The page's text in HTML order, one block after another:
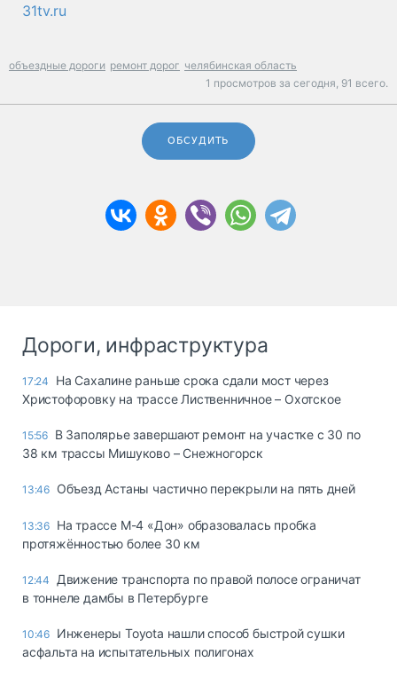
31tv.ru
объездные дороги ремонт дорог челябинская область
1 просмотров за сегодня, 91 всего.
ОБСУДИТЬ
Дороги, инфраструктура
17:24
На Сахалине раньше срока сдали мост через
Христофоровку на трассе Лиственничное – Охотское
15:56 В Заполярье завершают ремонт на участке с 30 по
38 км трассы Мишуково – Снежногорск
13:46 Объезд Астаны частично перекрыли на пять дней
13:36 На трассе М-4 «Дон» образовалась пробка
протяжённостью более 30 км
12:44
Движение транспорта по правой полосе ограничат
в тоннеле дамбы в Петербурге
10:46 Инженеры Toyota нашли способ быстрой сушки
асфальта на испытательных полигонах